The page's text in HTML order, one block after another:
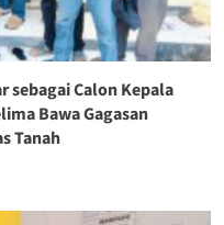
sebagai Calon Kepala
Bawa Gagasan
Tanah